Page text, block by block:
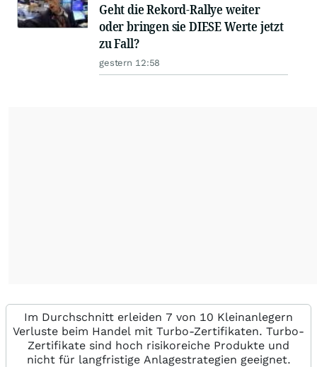
Geht die Rekord-Rallye weiter
oder bringen sie DIESE Werte jetzt
zu Fall?
gestern 12:58
Im Durchschnitt erleiden 7 von 10 Kleinanlegern
Verluste beim Handel mit Turbo-Zertifikaten. Turbo-
Zertifikate sind hoch risikoreiche Produkte und
nicht für langfristige Anlagestrategien geeignet.